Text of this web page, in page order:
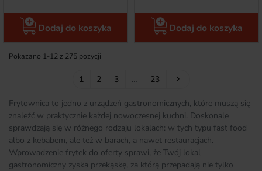
Dodaj do koszyka Dodaj do koszyka
Pokazano 1-12 z 275 pozycji
1 2 3 … 23 Następny

Frytownica to jedno z urządzeń gastronomicznych, które muszą się
znaleźć w praktycznie każdej nowoczesnej kuchni. Doskonale
sprawdzają się w różnego rodzaju lokalach: w tych typu fast food
albo z kebabem, ale też w barach, a nawet restauracjach.
Wprowadzenie frytek do oferty sprawi, że Twój lokal
gastronomiczny zyska przekąskę, za którą przepadają nie tylko